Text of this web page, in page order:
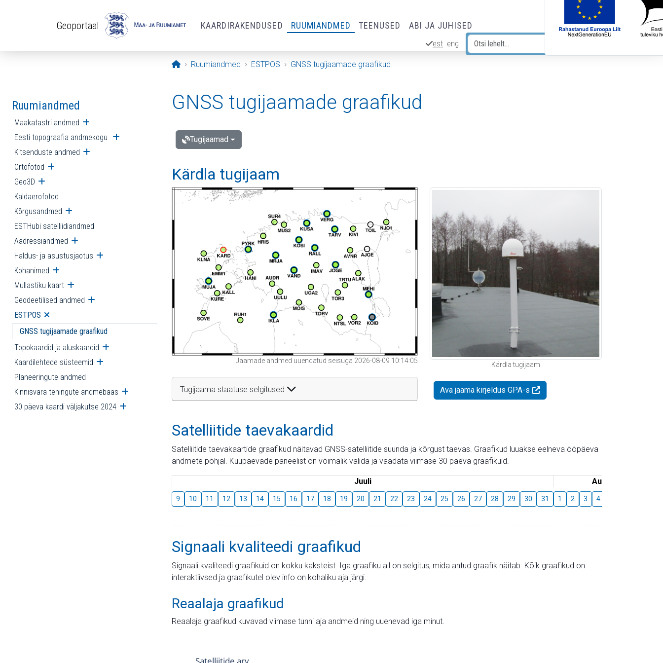
Geoportaal KAARDIRAKENDUSED RUUMIANDMED TEENUSED ABI JA JUHISED
est eng
Avaleht
Ruumiandmed ESTPOS GNSS tugijaamade graafikud
Ruumiandmed
Maakatastri andmed Ava alammenüü
Eesti topograafia andmekogu Ava alammenüü
Kitsenduste andmed Ava alammenüü
Ortofotod Ava alammenüü
Geo3D Ava alammenüü
Kaldaerofotod
Kõrgusandmed Ava alammenüü
ESTHubi satelliidiandmed
Aadressiandmed Ava alammenüü
Haldus- ja asustusjaotus Ava alammenüü
Kohanimed Ava alammenüü
Mullastiku kaart Ava alammenüü
Geodeetilised andmed Ava alammenüü
ESTPOS Ava alammenüü
GNSS tugijaamade graafikud
Topokaardid ja aluskaardid Ava alammenüü
Kaardilehtede süsteemid Ava alammenüü
Planeeringute andmed
Kinnisvara tehingute andmebaas Ava alammenüü
30 päeva kaardi väljakutse 2024 Ava alammenüü
GNSS tugijaamade graafikud
Tugijaamad
Kärdla tugijaam
Jaamade andmed uuendatud seisuga 2026-08-09 10:14:05
Tugijaama staatuse selgitused
Kärdla tugijaam
Ava jaama kirjeldus GPA-s
Satelliitide taevakaardid
Satelliitide taevakaartide graafikud näitavad GNSS-satelliitide suunda ja kõrgust taevas. Graafikud luuakse eelneva ööpäeva
andmete põhjal. Kuupäevade paneelist on võimalik valida ja vaadata viimase 30 päeva graafikuid.
Juuli August
9 10 11 12 13 14 15 16 17 18 19 20 21 22 23 24 25 26 27 28 29 30 31 1 2 3 4
Signaali kvaliteedi graafikud
Signaali kvaliteedi graafikuid on kokku kaksteist. Iga graafiku all on selgitus, mida antud graafik näitab. Kõik graafikud on
interaktiivsed ja graafikutel olev info on kohaliku aja järgi.
Reaalaja graafikud
Reaalaja graafikud kuvavad viimase tunni aja andmeid ning uuenevad iga minut.